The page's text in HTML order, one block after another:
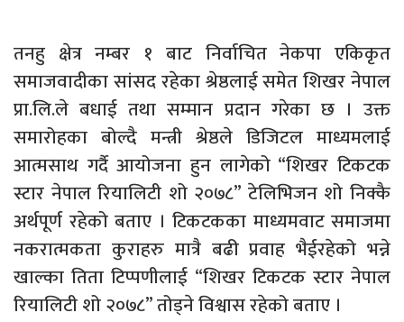
तनहु क्षेत्र नम्बर १ बाट निर्वाचित नेकपा एकिकृत
समाजवादीका सांसद रहेका श्रेष्ठलाई समेत शिखर नेपाल
प्रा.लि.ले बधाई तथा सम्मान प्रदान गरेका छ । उक्त
समारोहका बोल्दै मन्त्री श्रेष्ठले डिजिटल माध्यमलाई
आत्मसाथ गर्दै आयोजना हुन लागेको “शिखर टिकटक
स्टार नेपाल रियालिटी शो २०७८” टेलिभिजन शो निक्कै
अर्थपूर्ण रहेको बताए । टिकटकका माध्यमवाट समाजमा
नकरात्मकता कुराहरु मात्रै बढी प्रवाह भैईरहेको भन्ने
खाल्का तिता टिप्पणीलाई “शिखर टिकटक स्टार नेपाल
रियालिटी शो २०७८” तोड्ने विश्वास रहेको बताए ।